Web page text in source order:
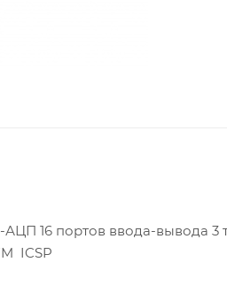
16 портов ввода-вывода 3
ICSP